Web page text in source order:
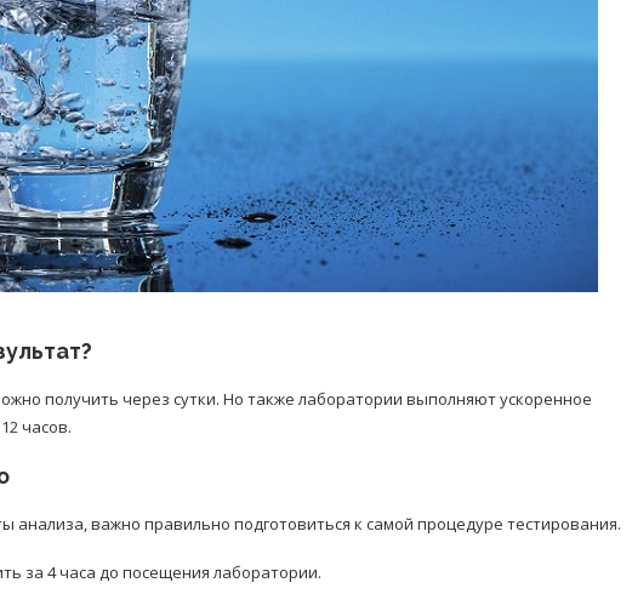
получить через сутки. Но также лаборатории выполняют ускоренное
часов.
анализа, важно правильно подготовиться к самой процедуре тестирования.
за 4 часа до посещения лаборатории.